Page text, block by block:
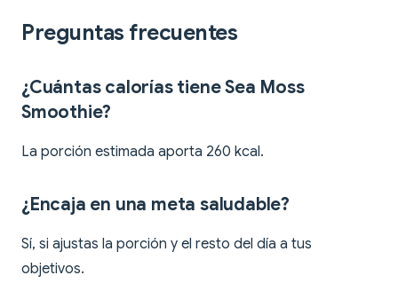
Preguntas frecuentes
¿Cuántas calorías tiene Sea Moss
Smoothie?
La porción estimada aporta 260 kcal.
¿Encaja en una meta saludable?
Sí, si ajustas la porción y el resto del día a tus
objetivos.